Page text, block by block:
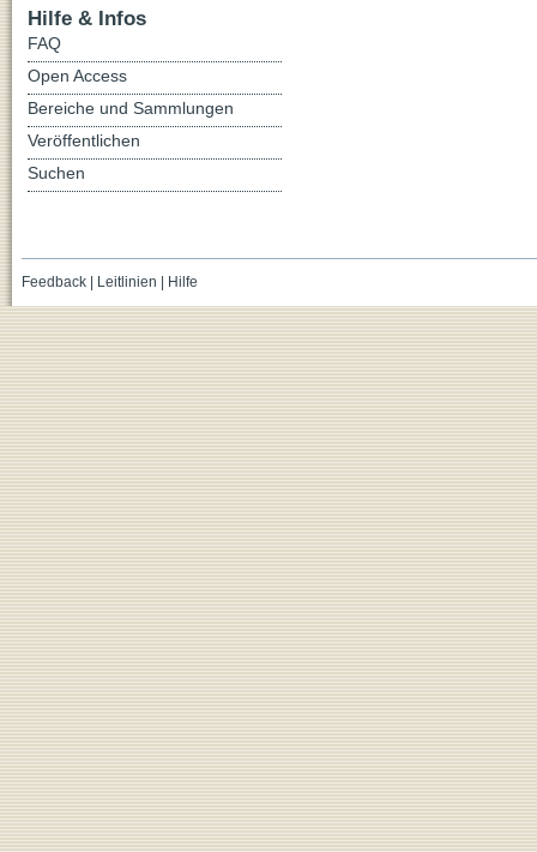
Hilfe & Infos
FAQ
Open Access
Bereiche und Sammlungen
Veröffentlichen
Suchen
Feedback| Leitlinien | Hilfe